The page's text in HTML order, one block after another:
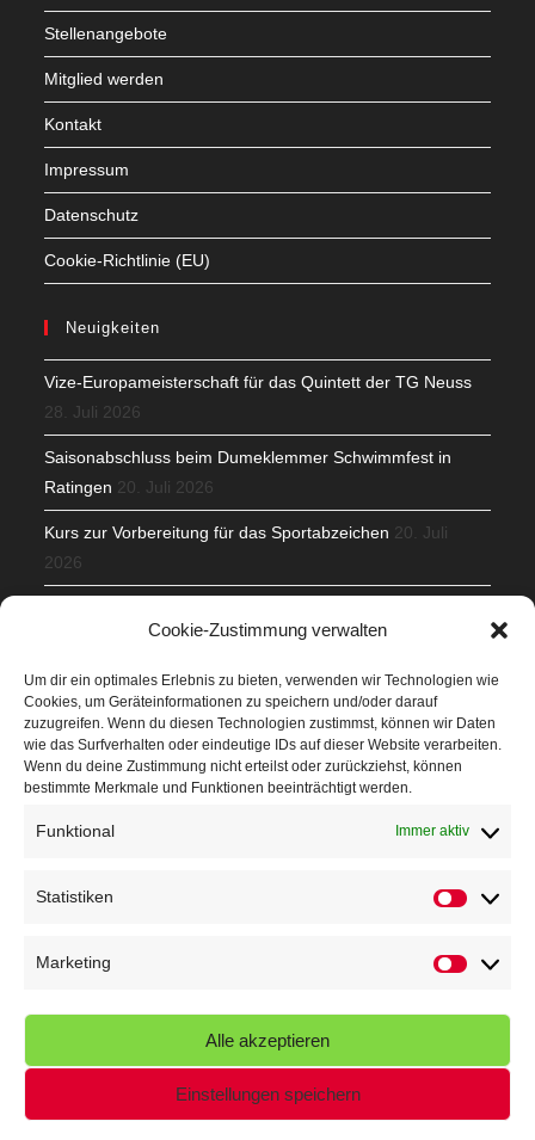
Cookie-Zustimmung verwalten
Um dir ein optimales Erlebnis zu bieten, verwenden wir Technologien wie
Cookies, um Geräteinformationen zu speichern und/oder darauf
zuzugreifen. Wenn du diesen Technologien zustimmst, können wir Daten
wie das Surfverhalten oder eindeutige IDs auf dieser Website verarbeiten.
Wenn du deine Zustimmung nicht erteilst oder zurückziehst, können
bestimmte Merkmale und Funktionen beeinträchtigt werden.
Funktional Immer aktiv
Statistiken
Marketing
Alle akzeptieren
Einstellungen speichern
Stellenangebote
Mitglied werden
Kontakt
Impressum
Datenschutz
Cookie-Richtlinie (EU)
Neuigkeiten
Vize-Europameisterschaft für das Quintett der TG Neuss
28. Juli 2026
Saisonabschluss beim Dumeklemmer Schwimmfest in
Ratingen 20. Juli 2026
Kurs zur Vorbereitung für das Sportabzeichen 20. Juli
2026
Veranstaltungen
Höffner Run
Schnuppertag
Kindersportfest